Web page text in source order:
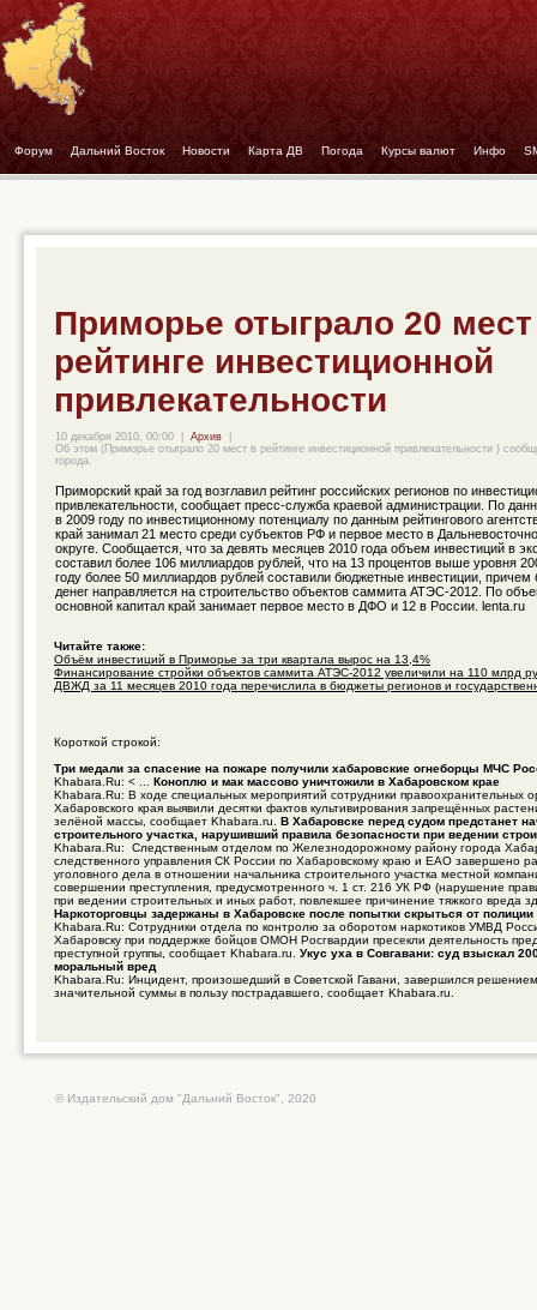
Форум - - Дальний Восток - - Новости - - Карта ДВ - - Погода - - Курсы валют - - Инфо - -
Приморье отыграло 20
рейтинге инвестиционной
привлекательности
10 декабря 2010, 00:00 Архив
Об этом (Приморье отыграло 20 мест в рейтинге инвестиционной привлекательности )
города.
Приморский край за год возглавил рейтинг российских регионов по
привлекательности, сообщает пресс-служба краевой администрации. По
в 2009 году по инвестиционному потенциалу по данным рейтингового
край занимал 21 место среди субъектов РФ и первое место в
округе. Сообщается, что за девять месяцев 2010 года объем инвестиций в
составил более 106 миллиардов рублей, что на 13 процентов выше уровня
году более 50 миллиардов рублей составили бюджетные инвестиции, причем
денег направляется на строительство объектов саммита АТЭС-2012. По
основной капитал край занимает первое место в ДФО и 12 в России. lenta.ru
Читайте также:
Объём инвестиций в Приморье за три квартала вырос на 13,4%
Финансирование стройки объектов саммита АТЭС-2012 увеличили на 110 млрд
ДВЖД за 11 месяцев 2010 года перечислила в бюджеты регионов и
Короткой строкой:
Три медали за спасение на пожаре получили хабаровские огнеборцы МЧС
Khabara.Ru: < ... Коноплю и мак массово уничтожили в Хабаровском крае
Khabara.Ru: В ходе специальных мероприятий сотрудники правоохранительных
Хабаровского края выявили десятки фактов культивирования запрещённых
зелёной массы, сообщает Khabara.ru. В Хабаровске перед судом предстанет
строительного участка, нарушивший правила безопасности при ведении
Khabara.Ru: Следственным отделом по Железнодорожному району города
следственного управления СК России по Хабаровскому краю и ЕАО завершено
уголовного дела в отношении начальника строительного участка местной
совершении преступления, предусмотренного ч. 1 ст. 216 УК РФ (нарушение
при ведении строительных и иных работ, повлекшее причинение тяжкого вреда
Наркоторговцы задержаны в Хабаровске после попытки скрыться от полиции
Khabara.Ru: Сотрудники отдела по контролю за оборотом наркотиков УМВД
Хабаровску при поддержке бойцов ОМОН Росгвардии пресекли деятельность
преступной группы, сообщает Khabara.ru. Укус уха в Совгавани: суд взыскал
моральный вред
Khabara.Ru: Инцидент, произошедший в Советской Гавани, завершился
значительной суммы в пользу пострадавшего, сообщает Khabara.ru.
© Издательский дом "Дальний Восток", 2020